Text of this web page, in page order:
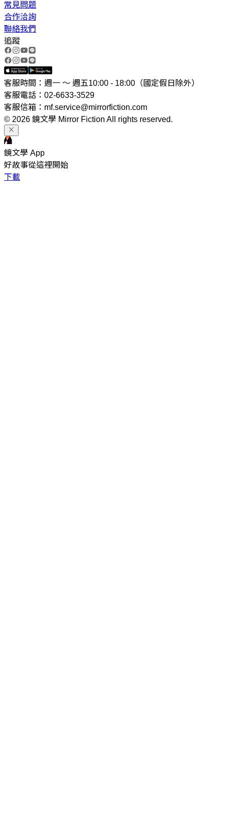
常見問題
合作洽詢
聯絡我們
追蹤
客服時間：週一 ～ 週五10:00 - 18:00（國定假日除外）
客服電話：02-6633-3529
客服信箱：mf.service@mirrorfiction.com
© 2026 鏡文學 Mirror Fiction All rights reserved.
鏡文學 App
好故事從這裡開始
下載